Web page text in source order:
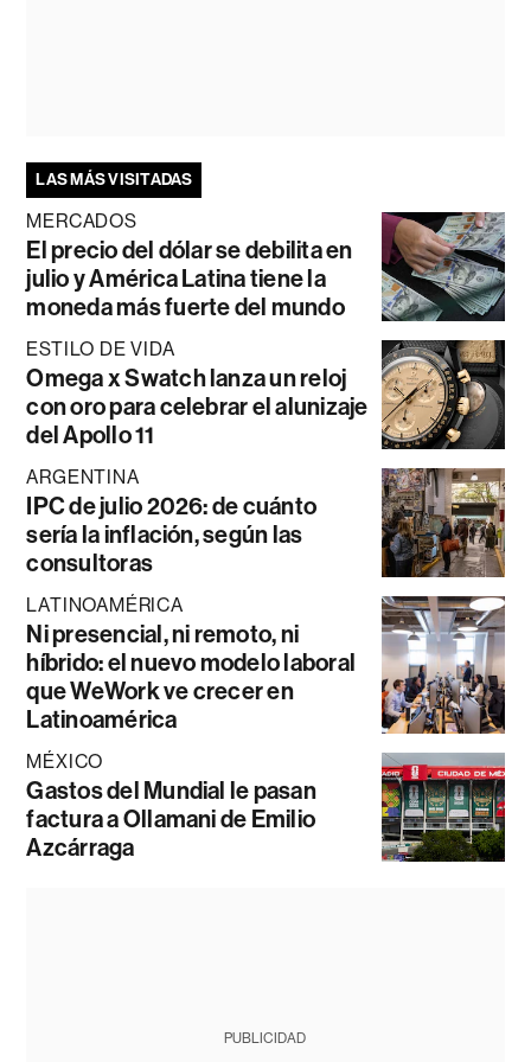
LAS MÁS VISITADAS
MERCADOS
El precio del dólar se debilita en
julio y América Latina tiene la
moneda más fuerte del mundo
ESTILO DE VIDA
Omega x Swatch lanza un reloj
con oro para celebrar el alunizaje
del Apollo 11
ARGENTINA
IPC de julio 2026: de cuánto
sería la inflación, según las
consultoras
LATINOAMÉRICA
Ni presencial, ni remoto, ni
híbrido: el nuevo modelo laboral
que WeWork ve crecer en
Latinoamérica
MÉXICO
Gastos del Mundial le pasan
factura a Ollamani de Emilio
Azcárraga
PUBLICIDAD